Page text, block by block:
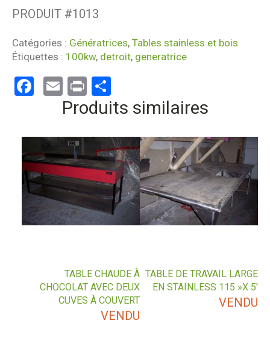
PRODUIT #1013
Catégories : Génératrices, Tables stainless et bois
Étiquettes : 100kw, detroit, generatrice
Facebook
Email
Print
Produits similaires
TABLE DE TRAVAIL LARGE
EN STAINLESS 115 »X 5′
VENDU
TABLE CHAUDE À
CHOCOLAT AVEC DEUX
CUVES À COUVERT
VENDU